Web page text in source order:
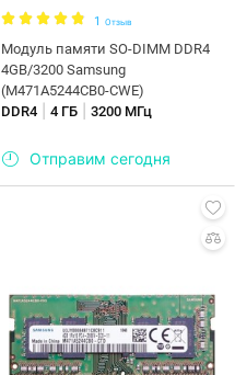
1 Отзыв
Модуль памяти SO-DIMM DDR4
4GB/3200 Samsung
(M471A5244CB0-CWE)
DDR4
4 ГБ 3200 МГц
Отправим сегодня